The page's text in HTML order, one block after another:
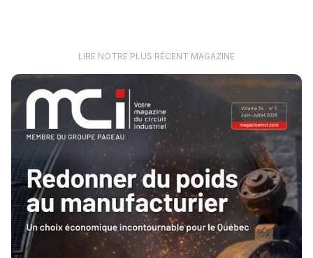
LIRE NOTRE PLUS RÉCENT MAGAZINE